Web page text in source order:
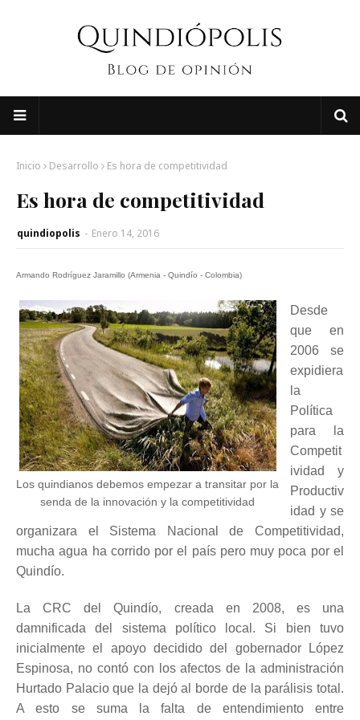
Inicio Desarrollo Es hora de competitividad
Es hora de competitividad
quindiopolis - Enero 14, 2016
Armando Rodríguez Jaramillo (Armenia - Quindío - Colombia)
Los quindianos debemos empezar a transitar por la
senda de la innovación y la competitividad
Desde
que en
2006 se
expidiera
la
Política
para la
Competit
ividad y
Productiv
idad y se
organizara el Sistema Nacional de Competitividad,
mucha agua ha corrido por el país pero muy poca por el
Quindío.
La CRC del Quindío, creada en 2008, es una
damnificada del sistema político local. Si bien tuvo
inicialmente el apoyo decidido del gobernador López
Espinosa, no contó con los afectos de la administración
Hurtado Palacio que la dejó al borde de la parálisis total.
A esto se suma la falta de entendimiento entre